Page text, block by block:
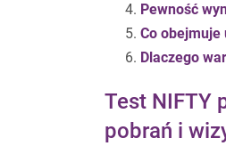
Pewność
Co obejmuje
Dlaczego
Test NIFTY
pobrań i